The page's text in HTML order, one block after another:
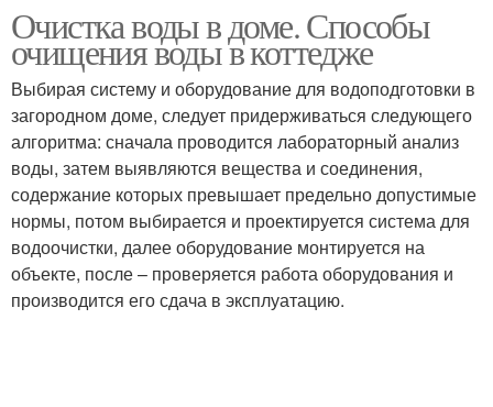
Очистка воды в доме. Способы
очищения воды в коттедже
Выбирая систему и оборудование для водоподготовки в
загородном доме, следует придерживаться следующего
алгоритма: сначала проводится лабораторный анализ
воды, затем выявляются вещества и соединения,
содержание которых превышает предельно допустимые
нормы, потом выбирается и проектируется система для
водоочистки, далее оборудование монтируется на
объекте, после – проверяется работа оборудования и
производится его сдача в эксплуатацию.